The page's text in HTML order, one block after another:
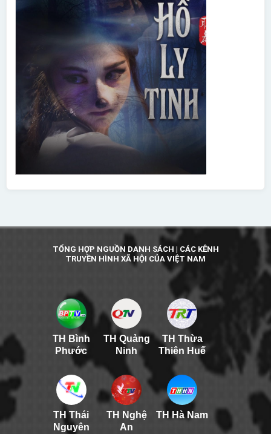
TỔNG HỢP NGUỒN DANH SÁCH | CÁC KÊNH
TRUYỀN HÌNH XÃ HỘI CỦA VIỆT NAM
TH Bình
Phước
TH Quảng
Ninh
TH Thừa
Thiên Huế
TH Thái
Nguyên
TH Nghệ
An
TH Hà Nam